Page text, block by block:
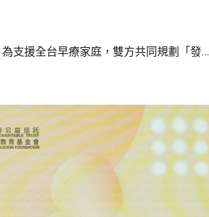
支援全台早療家庭，雙方共同規劃「發…